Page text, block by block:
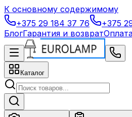
К основному содержимому
+375 29 184 37 76
+375
БлогГарантия и возврат
Каталог